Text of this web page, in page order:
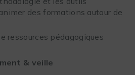
des formations autour de
ressources pédagogiques
& veille